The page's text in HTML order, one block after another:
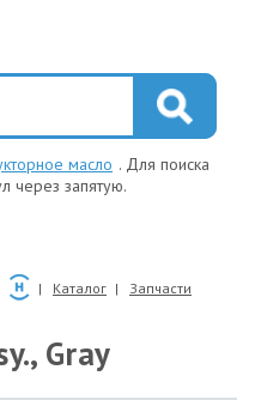
масло . Для поиска
через запятую.
Каталог Запчасти
Gray